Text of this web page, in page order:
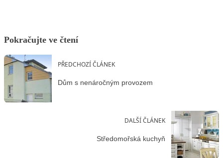
Pokračujte ve čtení
PŘEDCHOZÍ ČLÁNEK
Dům s nenáročným provozem
DALŠÍ ČLÁNEK
Středomořská kuchyň